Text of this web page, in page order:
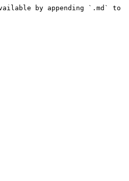
by appending `.md` to